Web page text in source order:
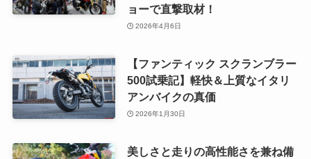
ョーで直撃取材！
2026年4月6日
【ファンティック スクランブラー
500試乗記】軽快＆上質なイタリ
アンバイクの真価
2026年1月30日
美しさと走りの高性能さを兼ね備